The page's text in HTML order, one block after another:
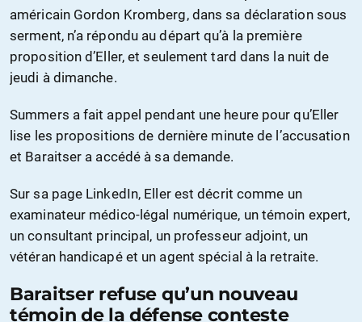
américain Gordon Kromberg, dans sa déclaration sous
serment, n’a répondu au départ qu’à la première
proposition d’Eller, et seulement tard dans la nuit de
jeudi à dimanche.
Summers a fait appel pendant une heure pour qu’Eller
lise les propositions de dernière minute de l’accusation
et Baraitser a accédé à sa demande.
Sur sa page LinkedIn, Eller est décrit comme un
examinateur médico-légal numérique, un témoin expert,
un consultant principal, un professeur adjoint, un
vétéran handicapé et un agent spécial à la retraite.
Baraitser refuse qu’un nouveau
témoin de la défense conteste